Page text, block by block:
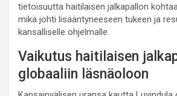
tietoisuutta haitilaisen jalkapallon
mikä johti lisääntyneeseen tukeen ja
kansalliselle ohjelmalle.
Vaikutus haitilaisen
globaaliin läsnäoloon